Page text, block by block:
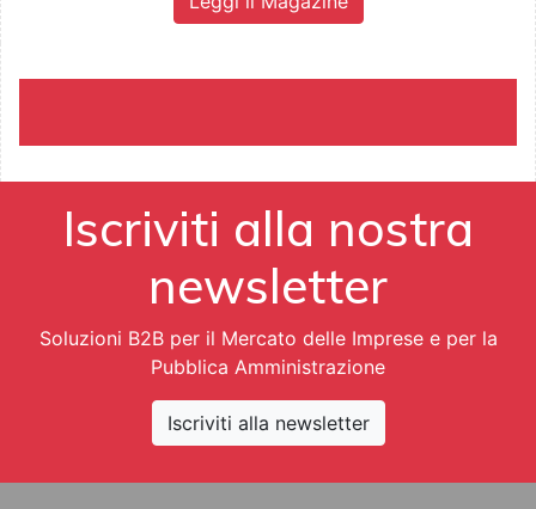
Iscriviti alla nostra
newsletter
Soluzioni B2B per il Mercato delle Imprese e per la
Pubblica Amministrazione
Iscriviti alla newsletter